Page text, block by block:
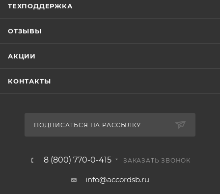
ТЕХПОДДЕРЖКА
ОТЗЫВЫ
АКЦИИ
КОНТАКТЫ
ПОДПИСАТЬСЯ НА РАССЫЛКУ
8 (800) 770-0-415 ЗАКАЗАТЬ ЗВОНОК
info@accordsb.ru